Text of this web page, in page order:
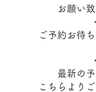
お願い
・
ご予約お待
・
最新の
こちらより